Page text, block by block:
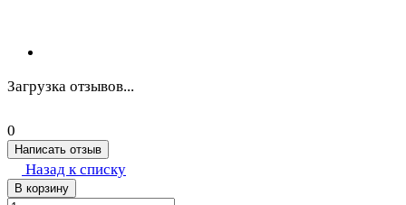
Загрузка отзывов...
0
Написать отзыв
Назад к списку
В корзину